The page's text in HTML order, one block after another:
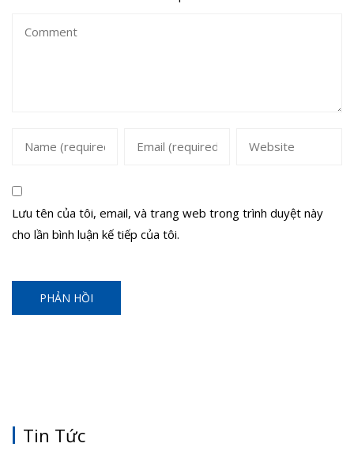
Lưu tên của tôi, email, và trang web trong trình duyệt này
cho lần bình luận kế tiếp của tôi.
Tin Tức